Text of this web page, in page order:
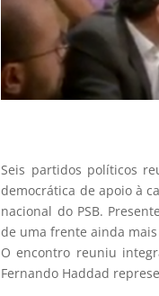
Seis partidos políticos
democrática de apoio à
nacional do PSB.
de uma frente ainda
O encontro reuniu
Fernando Haddad